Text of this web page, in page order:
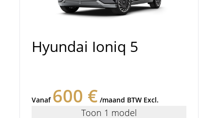
Hyundai Ioniq 5
Vanaf 600 € /maand BTW Excl.
Toon 1 model